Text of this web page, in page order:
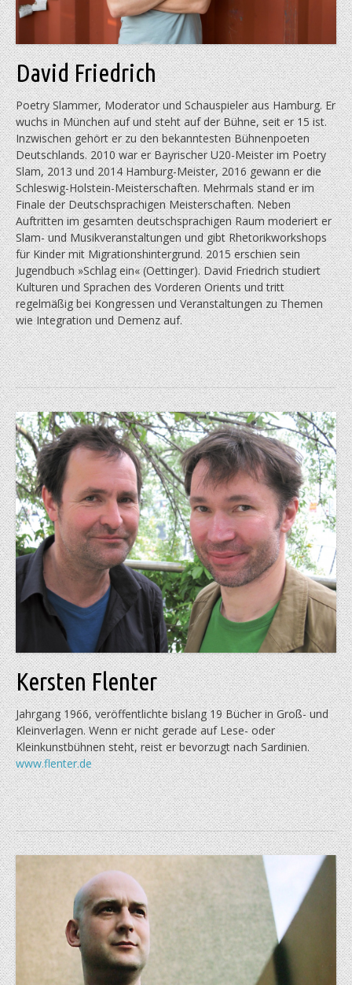
David Friedrich
Poetry Slammer, Moderator und Schauspieler aus Hamburg. Er
wuchs in München auf und steht auf der Bühne, seit er 15 ist.
Inzwischen gehört er zu den bekanntesten Bühnenpoeten
Deutschlands. 2010 war er Bayrischer U20-Meister im Poetry
Slam, 2013 und 2014 Hamburg-Meister, 2016 gewann er die
Schleswig-Holstein-Meisterschaften. Mehrmals stand er im
Finale der Deutschsprachigen Meisterschaften. Neben
Auftritten im gesamten deutschsprachigen Raum moderiert er
Slam- und Musikveranstaltungen und gibt Rhetorikworkshops
für Kinder mit Migrationshintergrund. 2015 erschien sein
Jugendbuch »Schlag ein« (Oettinger). David Friedrich studiert
Kulturen und Sprachen des Vorderen Orients und tritt
regelmäßig bei Kongressen und Veranstaltungen zu Themen
wie Integration und Demenz auf.
Kersten Flenter
Jahrgang 1966, veröffentlichte bislang 19 Bücher in Groß- und
Kleinverlagen. Wenn er nicht gerade auf Lese- oder
Kleinkunstbühnen steht, reist er bevorzugt nach Sardinien.
www.flenter.de